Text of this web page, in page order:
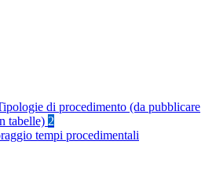
di procedimento (da pubblicare
tabelle) 2
tempi procedimentali